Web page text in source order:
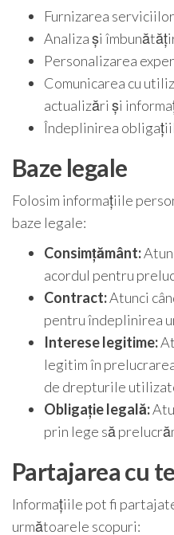
Furnizarea
Analiza și
Personalizarea
Comunicarea cu
actualizări și
Îndeplinirea
Baze legale
Folosim informațiile
baze legale:
Consimțământ:
acordul pentru
Contract:Atunci
pentru îndeplinirea
Interese legitime:
legitim în
de drepturile
Obligație legală:
prin lege să
Partajarea cu
Informațiile pot fi
următoarele scopuri: